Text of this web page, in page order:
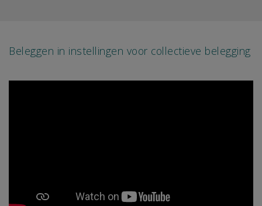
Beleggen in instellingen voor collectieve belegging